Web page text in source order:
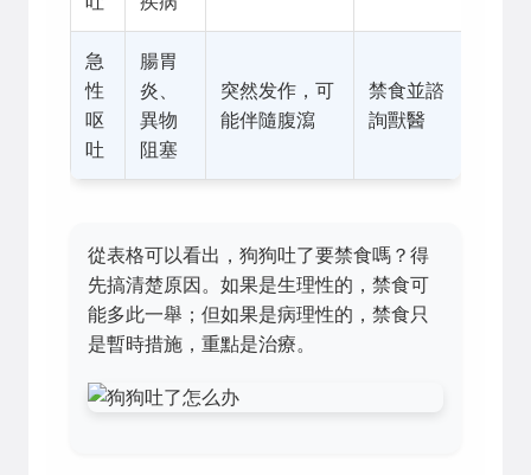
急
性
呕
吐
腸胃
炎、
異物
阻塞
突然发作，可
能伴隨腹瀉
禁食並諮
詢獸醫
從表格可以看出，狗狗吐了要禁食嗎？得
先搞清楚原因。如果是生理性的，禁食可
能多此一舉；但如果是病理性的，禁食只
是暫時措施，重點是治療。